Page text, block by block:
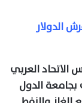
الدولار
الاتحاد العربي
بجامعة الدول